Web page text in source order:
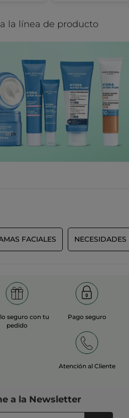
la línea de producto
FACIALES NECESIDADES
seguro con tu
pedido
Pago seguro
Atención al Cliente
a la Newsletter